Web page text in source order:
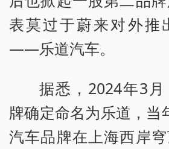
表莫过于蔚来对外推
——乐道汽车。
据悉，2024年3
牌确定命名为乐道，当
汽车品牌在上海西岸